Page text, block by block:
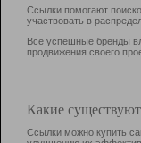
Ссылки помогают
участвовать в
Все успешные бренды
продвижения своего
Какие
Ссылки можно купить